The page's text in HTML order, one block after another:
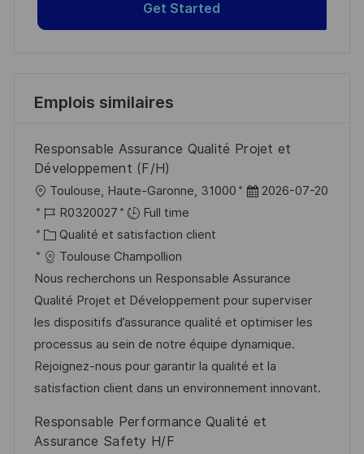
Get Started
Emplois similaires
Responsable Assurance Qualité Projet et
Développement (F/H)
o
c
a
l
i
s
a
t
i
n
Toulouse, Haute-Garonne, 31000
D
d
’
a
f
f
i
h
2026-07-20
R
é
f
é
r
e
n
c
e
u
R0320027
Full time
C
a
t
é
g
o
r
i
Qualité et satisfaction client
Toulouse Champollion
Nous recherchons un Responsable Assurance
Qualité Projet et Développement pour superviser
les dispositifs d’assurance qualité et optimiser les
processus au sein de notre équipe dynamique.
Rejoignez-nous pour garantir la qualité et la
satisfaction client dans un environnement innovant.
Responsable Performance Qualité et
Assurance Safety H/F